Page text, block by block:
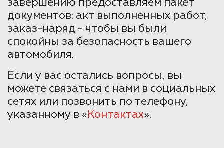
завершению предоставляем пакет
документов: акт выполненных работ,
заказ-наряд - чтобы вы были
спокойны за безопасность вашего
автомобиля.
Если у вас остались вопросы, вы
можете связаться с нами в социальных
сетях или позвонить по телефону,
указанному в «Контактах».